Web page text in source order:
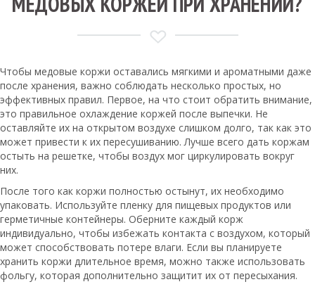
Чтобы медовые коржи оставались мягкими и ароматными даже
после хранения, важно соблюдать несколько простых, но
эффективных правил. Первое, на что стоит обратить внимание,
это правильное охлаждение коржей после выпечки. Не
оставляйте их на открытом воздухе слишком долго, так как это
может привести к их пересушиванию. Лучше всего дать коржам
остыть на решетке, чтобы воздух мог циркулировать вокруг
них.
После того как коржи полностью остынут, их необходимо
упаковать. Используйте пленку для пищевых продуктов или
герметичные контейнеры. Оберните каждый корж
индивидуально, чтобы избежать контакта с воздухом, который
может способствовать потере влаги. Если вы планируете
хранить коржи длительное время, можно также использовать
фольгу, которая дополнительно защитит их от пересыхания.